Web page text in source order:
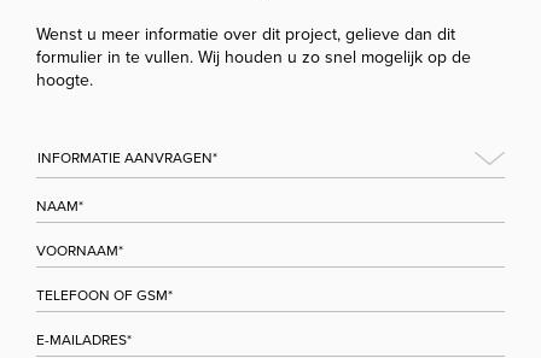
Wenst u meer informatie over dit project, gelieve dan dit
formulier in te vullen. Wij houden u zo snel mogelijk op de
hoogte.